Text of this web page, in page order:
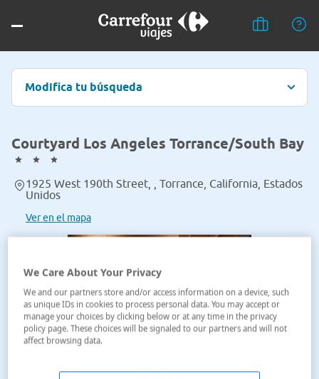
Modifica tu búsqueda
Courtyard Los Angeles Torrance/South Bay
1925 West 190th Street, , Torrance, California, Estados
Unidos
Ver en el mapa
We Care About Your Privacy
We and our partners store and/or access information on a device, such
as unique IDs in cookies to process personal data. You may accept or
manage your choices by clicking below or at any time in the privacy
policy page. These choices will be signaled to our partners and will not
affect browsing data.